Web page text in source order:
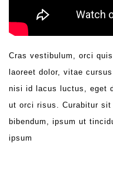
Cras vestibulum, orci
laoreet dolor, vitae
nisi id lacus luctus, eget
ut orci risus. Curabitur
bibendum, ipsum ut
ipsum